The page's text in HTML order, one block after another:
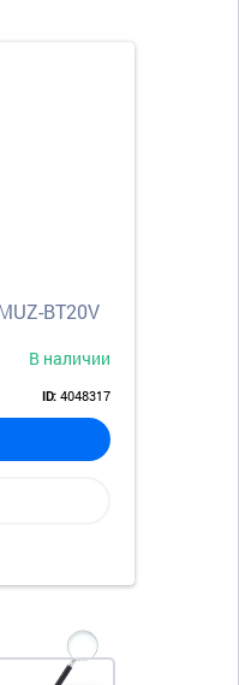
BT20V
В наличии
ID: 4048317